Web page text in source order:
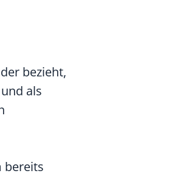
bezieht,
als
bereits